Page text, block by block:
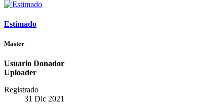
Estimado
Master
Usuario Donador
Uploader
Registrado
31 Dic 2021